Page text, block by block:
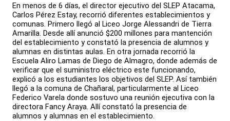
En menos de 6 días, el director ejecutivo del SLEP Atacama,
Carlos Pérez Estay, recorrió diferentes establecimientos y
comunas. Primero llegó al Liceo Jorge Alessandri de Tierra
Amarilla. Desde allí anunció $200 millones para mantención
del establecimiento y constató la presencia de alumnos y
alumnas en distintas aulas. En otra jornada recorrió la
Escuela Aliro Lamas de Diego de Almagro, donde además de
verificar que el suministro eléctrico este funcionando,
explicó a los estudiantes los objetivos del SLEP. Así también
llegó a la comuna de Chañaral, particularmente al Liceo
Federico Varela donde sostuvo una reunión ejecutiva con la
directora Fancy Araya. Allí constató la presencia de
alumnos y alumnas en el establecimiento.